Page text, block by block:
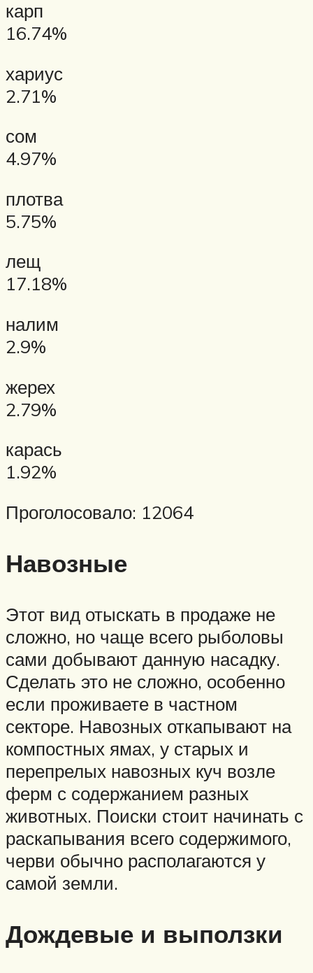
карп
16.74%
хариус
2.71%
сом
4.97%
плотва
5.75%
лещ
17.18%
налим
2.9%
жерех
2.79%
карась
1.92%
Проголосовало: 12064
Навозные
Этот вид отыскать в продаже не
сложно, но чаще всего рыболовы
сами добывают данную насадку.
Сделать это не сложно, особенно
если проживаете в частном
секторе. Навозных откапывают на
компостных ямах, у старых и
перепрелых навозных куч возле
ферм с содержанием разных
животных. Поиски стоит начинать с
раскапывания всего содержимого,
черви обычно располагаются у
самой земли.
Дождевые и выползки